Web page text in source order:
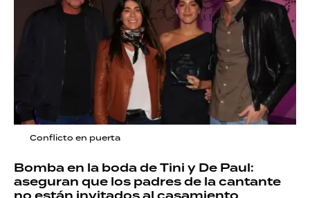
Conflicto en puerta
Bomba en la boda de Tini y De Paul:
aseguran que los padres de la cantante